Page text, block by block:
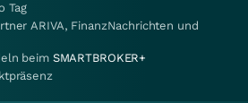
Tag
ARIVA, FinanzNachrichten und
beim SMARTBROKER+